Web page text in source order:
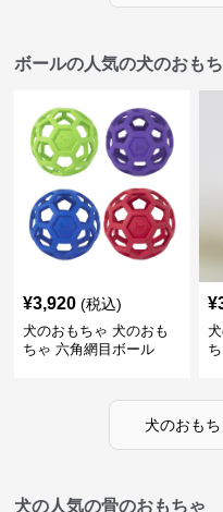
ボールの人気の犬のおも
¥3,920 (税込)
犬のおもちゃ 犬のおも
ちゃ 六角網目ボール
¥
犬のおもち
犬の人気の骨のおもちゃ